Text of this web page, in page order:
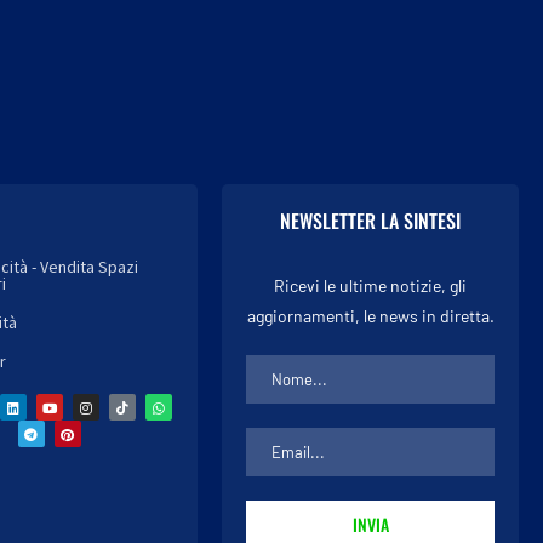
- Vendita Spazi
NEWSLETTER LA SINTESI
Ricevi le ultime notizie, gli
aggiornamenti, le news in diretta.